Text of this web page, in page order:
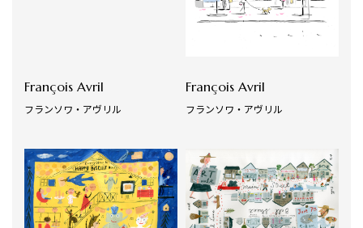
François Avril
フランソワ・アヴリル
François Avril
フランソワ・アヴリル